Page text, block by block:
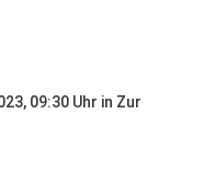
09:30 Uhr in Zur